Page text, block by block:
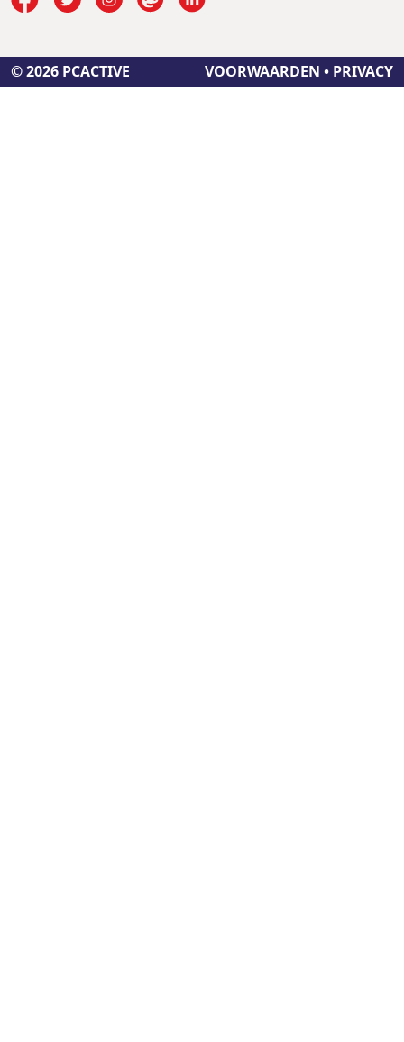
© 2026 PCACTIVE VOORWAARDEN • PRIVACY